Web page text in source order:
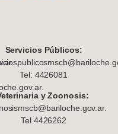
Servicios Públicos:
Tel: 4426081
y Zoonosis:
Tel 4426262